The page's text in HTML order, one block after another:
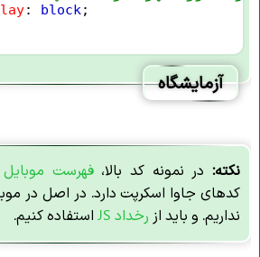
: block;
آزمایشگاه
نکته: در نمونه کد بالا،فهرست موبایل
کدهای جاوا اسکرپت دارد. در اصل در
نداریم. و باید از رخداد JS استفاده کنیم.